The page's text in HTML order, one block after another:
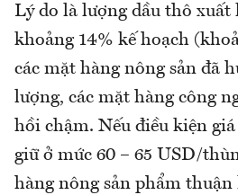
Lý do là lượng dầu thô xuất
khoảng 14% kế hoạch
các mặt hàng nông sản đã
lượng, các mặt hàng công
hồi chậm. Nếu điều kiện
giữ ở mức 60 – 65 USD/
hàng nông sản phẩm thuận